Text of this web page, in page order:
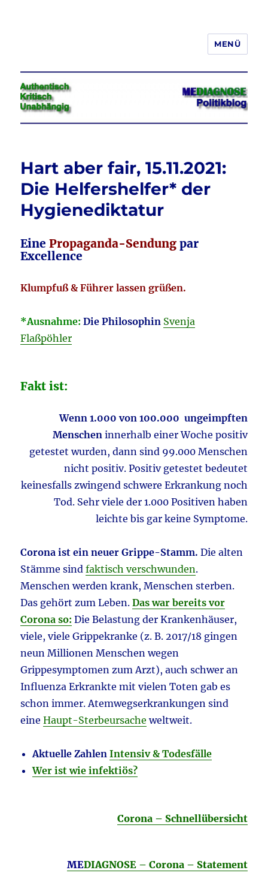
Jeder hat das Recht, seine
Meinung in Wort, Schrift und Bild
frei zu äußern und zu verbreiten
MENÜ
Hart aber fair, 15.11.2021:
Die Helfershelfer* der
Hygienediktatur
EinePropaganda-Sendung par
Excellence
Klumpfuß & Führer lassen grüßen.
*Ausnahme: Die Philosophin Svenja
Flaßpöhler
Fakt ist:
Wenn 1.000 von 100.000 ungeimpften
Menscheninnerhalb einer Woche positiv
getestet wurden, dann sind 99.000 Menschen
nicht positiv. Positiv getestet bedeutet
keinesfalls zwingend schwere Erkrankung noch
Tod. Sehr viele der 1.000 Positiven haben
leichte bis gar keine Symptome.
Corona ist ein neuer Grippe-Stamm. Die alten
Stämme sindfaktisch verschwunden.
Menschen werden krank, Menschen sterben.
Das gehört zum Leben.Das war bereits vor
Corona so: Die Belastung der Krankenhäuser,
viele, viele Grippekranke (z. B. 2017/18 gingen
neun Millionen Menschen wegen
Grippesymptomen zum Arzt), auch schwer an
Influenza Erkrankte mit vielen Toten gab es
schon immer. Atemwegserkrankungen sind
eineHaupt-Sterbeursache weltweit.
Aktuelle ZahlenIntensiv & Todesfälle
Wer ist wie infektiös?
Corona – Schnellübersicht
MEDIAGNOSE – Corona – Statement